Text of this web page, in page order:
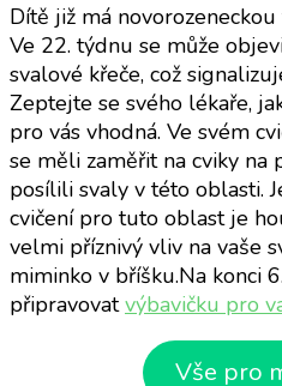
Dítě již má
Ve 22. týdnu se může
svalové křeče, což
Zeptejte se svého lékaře,
pro vás vhodná. Ve svém
se měli zaměřit na cviky na
posílili svaly v této oblasti.
cvičení pro tuto oblast je
velmi příznivý vliv na vaše
miminko v bříšku.Na konci
připravovatvýbavičku pro
Vše pro